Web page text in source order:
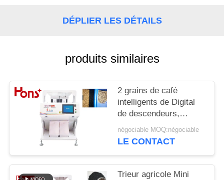
PRIVACY
POLICY
DÉPLIER LES DÉTAILS
produits similaires
2 grains de café
intelligents de Digital
de descendeurs,
trieuse de couleur
d'arachide
négociable MOQ:négociable
LE CONTACT
Trieur agricole Mini